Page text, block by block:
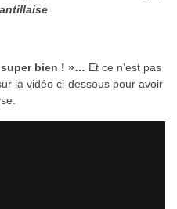
super bien ! »… Et ce n’est pas
la vidéo ci-dessous pour avoir